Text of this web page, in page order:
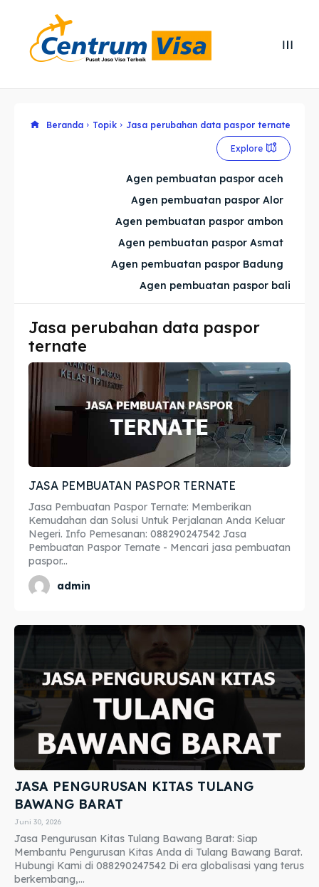
Cari
Cari
Explore our destinations
Imta
Legalisir
Apostille
Penerjemah
Asuransi
Blog
Explore our destinations
Imta
Legalisir
Apostille
Penerjemah
Asuransi
Blog
Beranda Topik Jasa perubahan data paspor ternate
Explore
Agen pembuatan paspor aceh
Agen pembuatan paspor Alor
Agen pembuatan paspor ambon
Agen pembuatan paspor Asmat
Agen pembuatan paspor Badung
Agen pembuatan paspor bali
Jasa perubahan data paspor
ternate
JASA PEMBUATAN PASPOR TERNATE
Jasa Pembuatan Paspor Ternate: Memberikan
Kemudahan dan Solusi Untuk Perjalanan Anda Keluar
Negeri. Info Pemesanan: 088290247542 Jasa
Pembuatan Paspor Ternate - Mencari jasa pembuatan
paspor...
admin
JASA PENGURUSAN KITAS TULANG
BAWANG BARAT
Juni 30, 2026
Jasa Pengurusan Kitas Tulang Bawang Barat: Siap
Membantu Pengurusan Kitas Anda di Tulang Bawang Barat.
Hubungi Kami di 088290247542 Di era globalisasi yang terus
berkembang,...